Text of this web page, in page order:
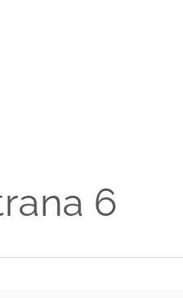
6